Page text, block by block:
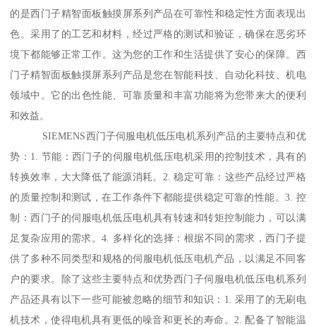
的是西门子精智面板触摸屏系列产品在可靠性和稳定性方面表现出
色。采用了的工艺和材料，经过严格的测试和验证，确保在恶劣环
境下都能够正常工作。这为您的工作和生活提供了安心的保障。西
门子精智面板触摸屏系列产品是您在智能科技、自动化科技、机电
领域中。它的出色性能、可靠质量和丰富功能将为您带来大的便利
和效益。
SIEMENS西门子伺服电机低压电机系列产品的主要特点和优
势：1. 节能：西门子的伺服电机低压电机采用的控制技术，具有的
转换效率，大大降低了能源消耗。2. 稳定可靠：这些产品经过严格
的质量控制和测试，在工作条件下都能提供稳定可靠的性能。3. 控
制：西门子的伺服电机低压电机具有转速和转矩控制能力，可以满
足复杂应用的需求。4. 多样化的选择：根据不同的需求，西门子提
供了多种不同类型和规格的伺服电机低压电机产品，以满足不同客
户的要求。除了这些主要特点和优势西门子伺服电机低压电机系列
产品还具有以下一些可能被忽略的细节和知识：1. 采用了的无刷电
机技术，使得电机具有更低的噪音和更长的寿命。2. 配备了智能温